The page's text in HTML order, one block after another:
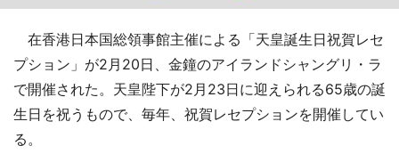
在香港日本国総領事館主催による「天皇誕生日祝賀レセ
プション」が2月20日、金鐘のアイランドシャングリ・ラ
で開催された。天皇陛下が2月23日に迎えられる65歳の誕
生日を祝うもので、毎年、祝賀レセプションを開催してい
る。